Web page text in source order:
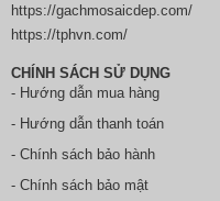
https://gachmosaicdep.com/
https://tphvn.com/
CHÍNH SÁCH SỬ DỤNG
- Hướng dẫn mua hàng
- Hướng dẫn thanh toán
- Chính sách bảo hành
- Chính sách bảo mật